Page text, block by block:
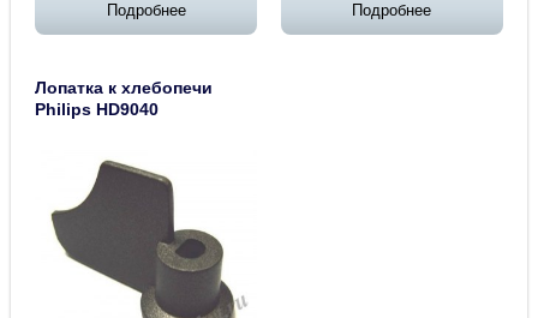
Подробнее Подробнее
Лопатка к хлебопечи
Philips HD9040